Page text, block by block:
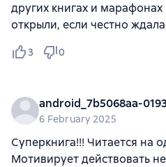
других книгах и
открыли, если честно
3 0
6 February 2025
Суперкнига!!! Читается на
Мотивирует действовать